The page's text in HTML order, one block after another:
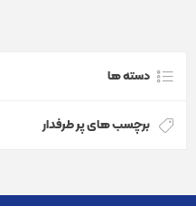
دسته ها
برچسب های پر طرفدار